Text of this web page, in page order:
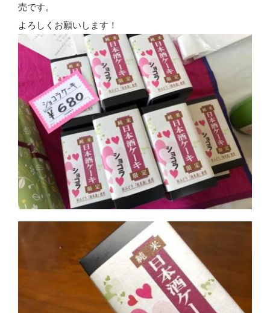
売です。
よろしくお願いします！